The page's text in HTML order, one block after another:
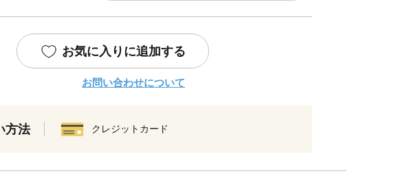
お気に入りに追加する
お問い合わせについて
方法 クレジットカード